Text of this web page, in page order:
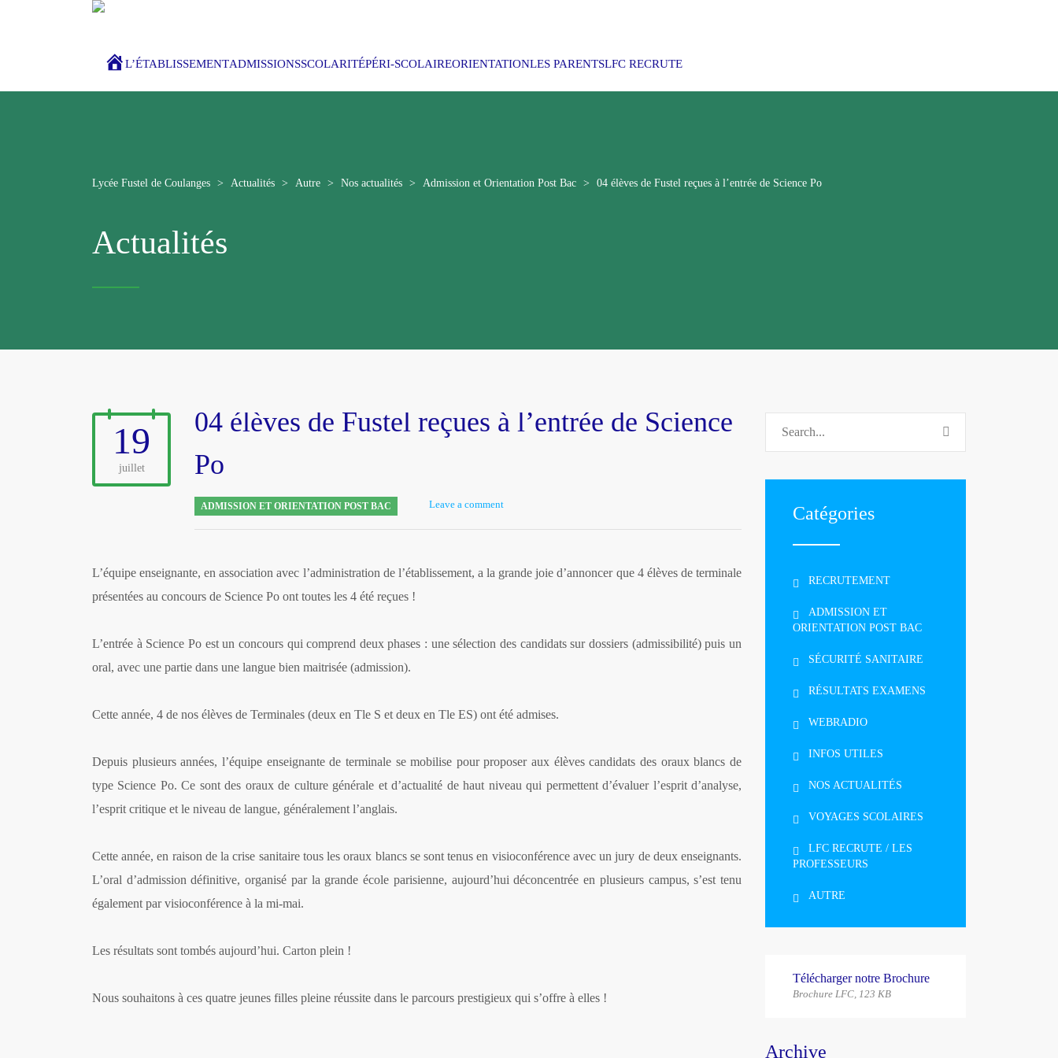
ACCUEIL
L’ÉTABLISSEMENTADMISSIONSSCOLARITÉPÉRI-SCOLAIREORIENTATIONLES PARENTSLFC RECRUTE
Lycée Fustel de Coulanges > Actualités > Autre > Nos actualités > Admission et Orientation Post Bac > 04 élèves de Fustel reçues à l’entrée de Science Po
Actualités
19
juillet
04 élèves de Fustel reçues à l’entrée de Science
Po
ADMISSION ET ORIENTATION POST BAC Leave a comment
L’équipe enseignante, en association avec l’administration de l’établissement, a la grande joie d’annoncer que 4 élèves de terminale
présentées au concours de Science Po ont toutes les 4 été reçues !
L’entrée à Science Po est un concours qui comprend deux phases : une sélection des candidats sur dossiers (admissibilité) puis un
oral, avec une partie dans une langue bien maitrisée (admission).
Cette année, 4 de nos élèves de Terminales (deux en Tle S et deux en Tle ES) ont été admises.
Depuis plusieurs années, l’équipe enseignante de terminale se mobilise pour proposer aux élèves candidats des oraux blancs de
type Science Po. Ce sont des oraux de culture générale et d’actualité de haut niveau qui permettent d’évaluer l’esprit d’analyse,
l’esprit critique et le niveau de langue, généralement l’anglais.
Cette année, en raison de la crise sanitaire tous les oraux blancs se sont tenus en visioconférence avec un jury de deux enseignants.
L’oral d’admission définitive, organisé par la grande école parisienne, aujourd’hui déconcentrée en plusieurs campus, s’est tenu
également par visioconférence à la mi-mai.
Les résultats sont tombés aujourd’hui. Carton plein !
Nous souhaitons à ces quatre jeunes filles pleine réussite dans le parcours prestigieux qui s’offre à elles !
Catégories
RECRUTEMENT
ADMISSION ET
ORIENTATION POST BAC
SÉCURITÉ SANITAIRE
RÉSULTATS EXAMENS
WEBRADIO
INFOS UTILES
NOS ACTUALITÉS
VOYAGES SCOLAIRES
LFC RECRUTE / LES
PROFESSEURS
AUTRE
Télécharger notre Brochure
Brochure LFC, 123 КB
Archive